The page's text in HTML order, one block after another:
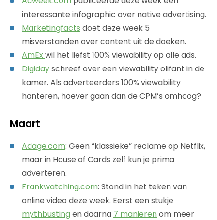
interessante infographic over native advertising.
Marketingfacts doet deze week 5
misverstanden over content uit de doeken.
AmExwil het liefst 100% viewability op alle ads.
Digidayschreef over een viewability olifant in de
kamer. Als adverteerders 100% viewability
hanteren, hoever gaan dan de CPM’s omhoog?
Maart
Adage.com: Geen “klassieke” reclame op Netflix,
maar in House of Cards zelf kun je prima
adverteren.
Frankwatching.com: Stond in het teken van
online video deze week. Eerst een stukje
mythbusting en daarna 7 manieren om meer